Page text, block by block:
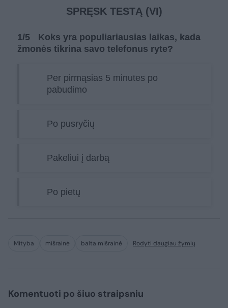
SPRĘSK TESTĄ (VI)
1/5
Koks yra populiariausias laikas, kada
žmonės tikrina savo telefonus ryte?
Per pirmąsias 5 minutes po
pabudimo
Po pusryčių
Pakeliui į darbą
Po pietų
Mityba mišrainė balta mišrainė Rodyti daugiau žymių
Komentuoti po šiuo straipsniu